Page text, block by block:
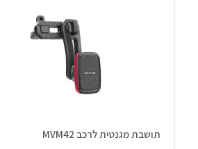
תושבת מגנטית לרכב MVM42